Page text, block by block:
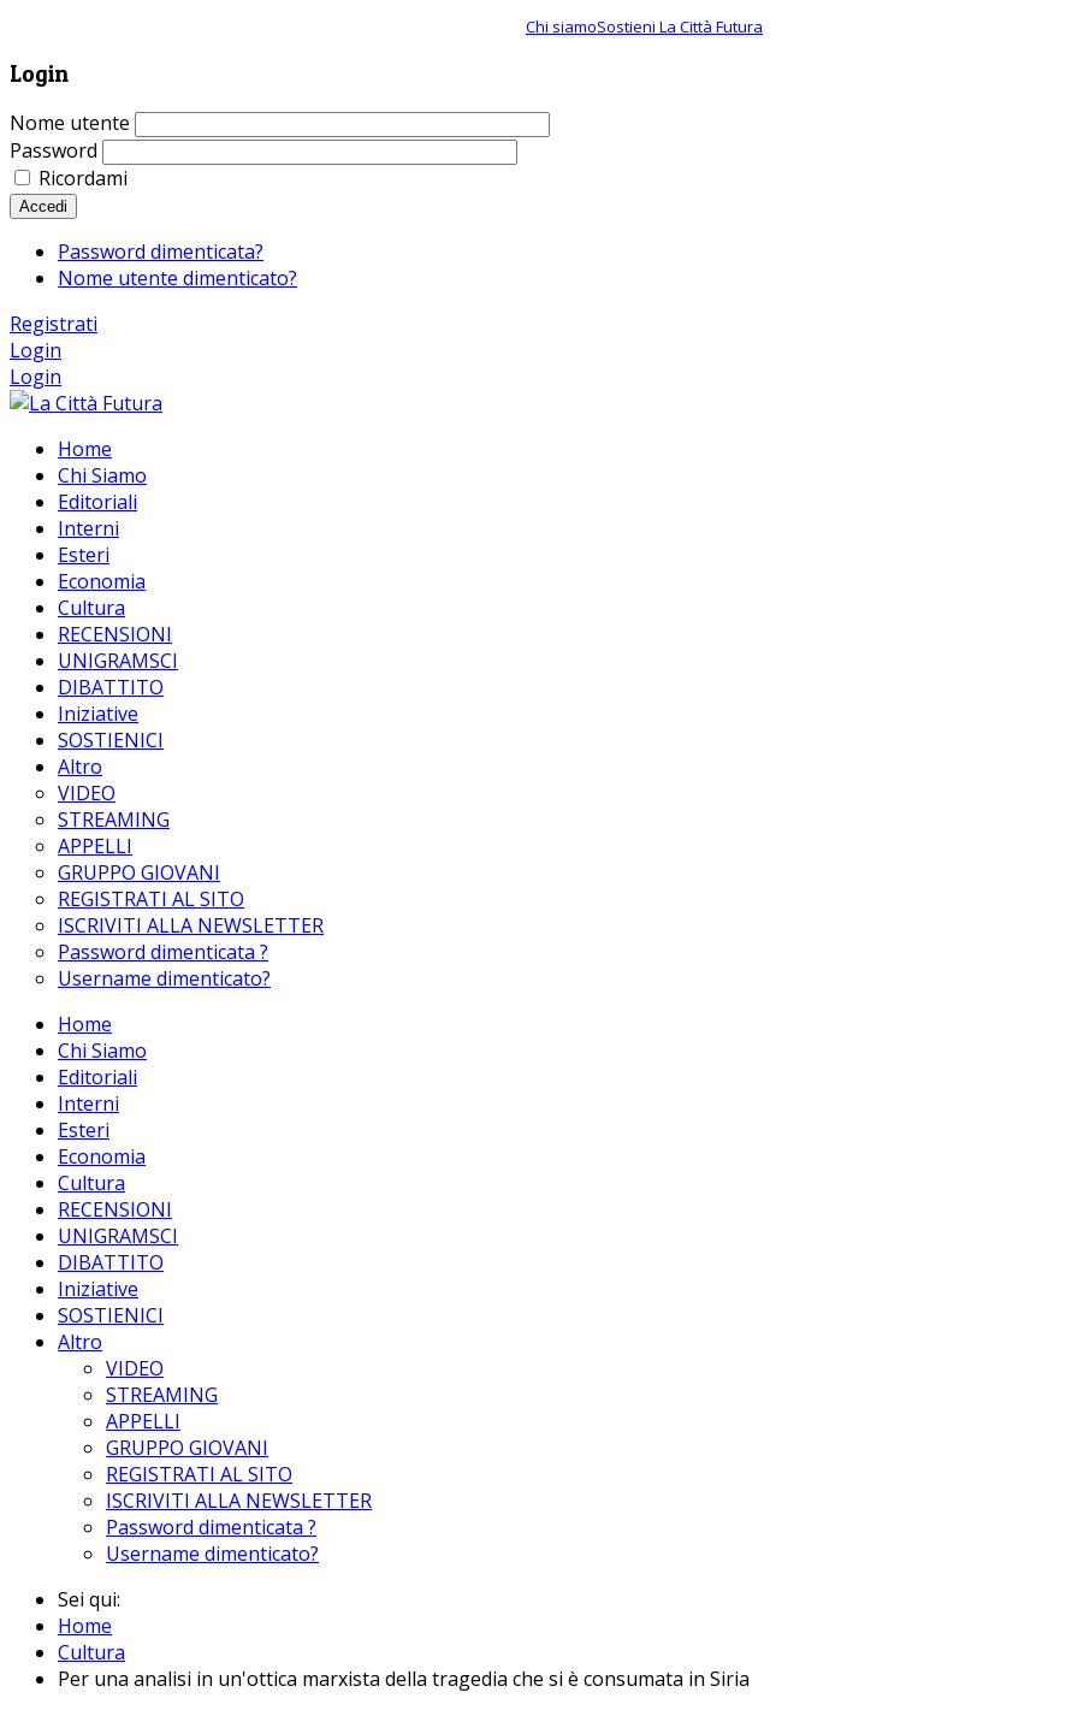
Chi siamoSostieni La Città Futura
Login
Nome utente
Password
Ricordami
Accedi
Password dimenticata?
Nome utente dimenticato?
Registrati
Login
Login
Home
Chi Siamo
Editoriali
Interni
Esteri
Economia
Cultura
RECENSIONI
UNIGRAMSCI
DIBATTITO
Iniziative
SOSTIENICI
Altro
VIDEO
STREAMING
APPELLI
GRUPPO GIOVANI
REGISTRATI AL SITO
ISCRIVITI ALLA NEWSLETTER
Password dimenticata ?
Username dimenticato?
Home
Chi Siamo
Editoriali
Interni
Esteri
Economia
Cultura
RECENSIONI
UNIGRAMSCI
DIBATTITO
Iniziative
SOSTIENICI
Altro
VIDEO
STREAMING
APPELLI
GRUPPO GIOVANI
REGISTRATI AL SITO
ISCRIVITI ALLA NEWSLETTER
Password dimenticata ?
Username dimenticato?
Sei qui:
Home
Cultura
Per una analisi in un'ottica marxista della tragedia che si è consumata in Siria